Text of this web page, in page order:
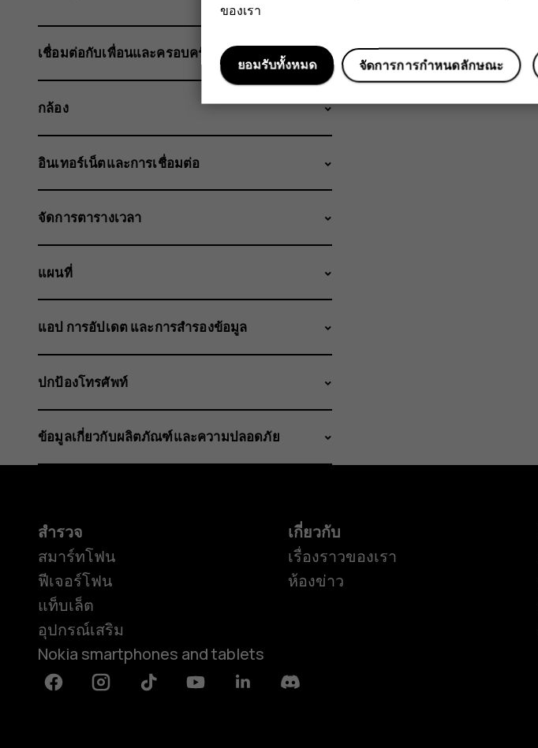
เชื่อมต่อกับเพื่อนและครอบครัว
กล้อง
อินเทอร์เน็ตและการเชื่อมต่อ
จัดการตารางเวลา
แผนที่
แอป การอัปเดต และการสำรองข้อมูล
ปกป้องโทรศัพท์
ข้อมูลเกี่ยวกับผลิตภัณฑ์และความปลอดภัย
สำรวจ
สมาร์ทโฟน
ฟีเจอร์โฟน
แท็บเล็ต
อุปกรณ์เสริม
Nokia smartphones and tablets
เกี่ยวกับ
เรื่องราวของเรา
ห้องข่าว
FacebookInstagramTiktok YoutubeLinkedinDiscord
ของเรา
จัดการการกำหนดลักษณะ
ยอมรับทั้งหมด